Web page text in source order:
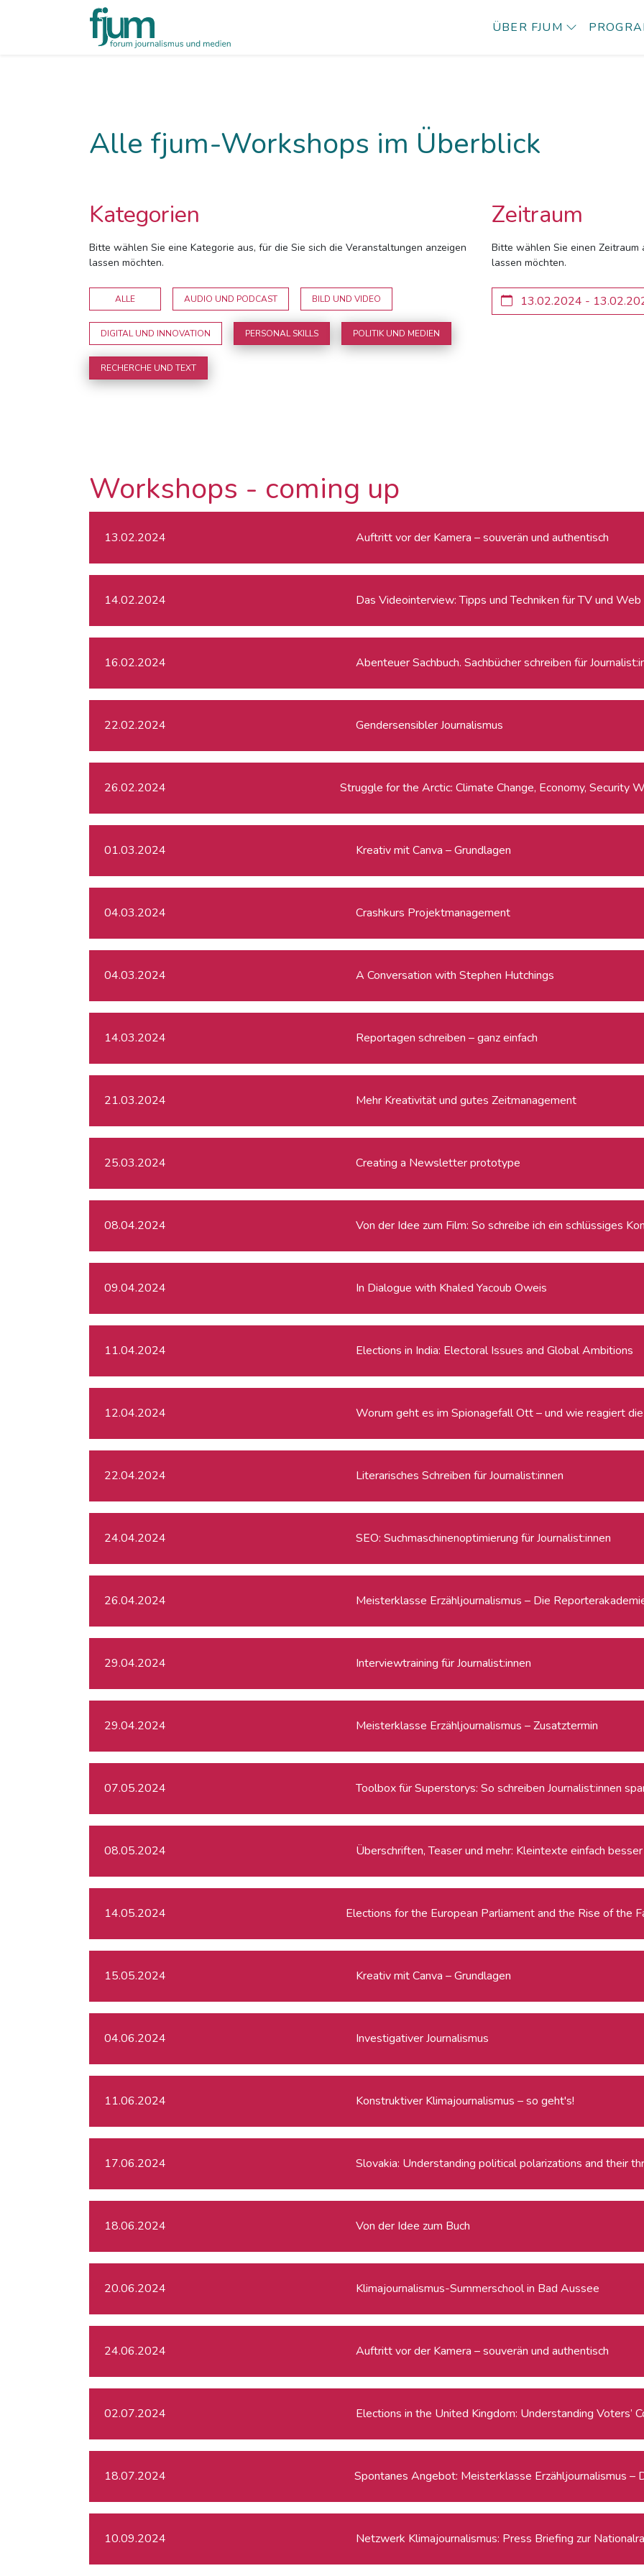
ÜBER FJUM
Alle fjum-Workshops im Überblick
Kategorien
Bitte wählen Sie eine Kategorie aus, für die Sie sich die Veranstaltungen anzeigen
lassen möchten.
ALLE AUDIO UND PODCAST BILD UND VIDEO
DIGITAL UND INNOVATION PERSONAL SKILLS POLITIK UND MEDIEN
RECHERCHE UND TEXT
Zeitraum
Bitte wählen Sie einen Zeitraum
lassen möchten.
Workshops - coming up
13.02.2024 Auftritt vor der Kamera – souverän und authentisch
14.02.2024 Das Videointerview: Tipps und Techniken für TV und Web
16.02.2024 Abenteuer Sachbuch. Sachbücher schreiben für
22.02.2024 Gendersensibler Journalismus
26.02.2024
01.03.2024 Kreativ mit Canva – Grundlagen
04.03.2024 Crashkurs Projektmanagement
04.03.2024 A Conversation with Stephen Hutchings
14.03.2024 Reportagen schreiben – ganz einfach
21.03.2024 Mehr Kreativität und gutes Zeitmanagement
25.03.2024 Creating a Newsletter prototype
08.04.2024 Von der Idee zum Film: So schreibe ich ein schlüssiges
09.04.2024 In Dialogue with Khaled Yacoub Oweis
11.04.2024 Elections in India: Electoral Issues and Global Ambitions
12.04.2024 Worum geht es im Spionagefall Ott – und wie reagiert
22.04.2024 Literarisches Schreiben für Journalist:innen
24.04.2024 SEO: Suchmaschinenoptimierung für Journalist:innen
26.04.2024 Meisterklasse Erzähljournalismus – Die
29.04.2024 Interviewtraining für Journalist:innen
29.04.2024 Meisterklasse Erzähljournalismus – Zusatztermin
07.05.2024 Toolbox für Superstorys: So schreiben Journalist:innen
08.05.2024 Überschriften, Teaser und mehr: Kleintexte einfach besser
14.05.2024
15.05.2024 Kreativ mit Canva – Grundlagen
04.06.2024 Investigativer Journalismus
11.06.2024 Konstruktiver Klimajournalismus – so geht's!
17.06.2024 Slovakia: Understanding political polarizations and their
18.06.2024 Von der Idee zum Buch
20.06.2024 Klimajournalismus-Summerschool in Bad Aussee
24.06.2024 Auftritt vor der Kamera – souverän und authentisch
02.07.2024 Elections in the United Kingdom: Understanding Voters’
18.07.2024 Spontanes Angebot: Meisterklasse Erzähljournalismus –
10.09.2024 Netzwerk Klimajournalismus: Press Briefing zur